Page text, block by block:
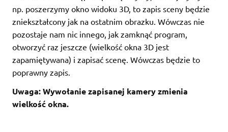
np. poszerzymy okno widoku 3D, to zapis sceny będzie
zniekształcony jak na ostatnim obrazku. Wówczas nie
pozostaje nam nic innego, jak zamknąć program,
otworzyć raz jeszcze (wielkość okna 3D jest
zapamiętywana) i zapisać scenę. Wówczas będzie to
poprawny zapis.
Uwaga: Wywołanie zapisanej kamery zmienia
wielkość okna.